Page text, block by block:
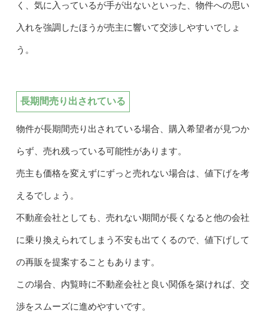
く、気に入っているが手が出ないといった、物件への思い
入れを強調したほうが売主に響いて交渉しやすいでしょ
う。
長期間売り出されている
物件が長期間売り出されている場合、購入希望者が見つか
らず、売れ残っている可能性があります。
売主も価格を変えずにずっと売れない場合は、値下げを考
えるでしょう。
不動産会社としても、売れない期間が長くなると他の会社
に乗り換えられてしまう不安も出てくるので、値下げして
の再販を提案することもあります。
この場合、内覧時に不動産会社と良い関係を築ければ、交
渉をスムーズに進めやすいです。